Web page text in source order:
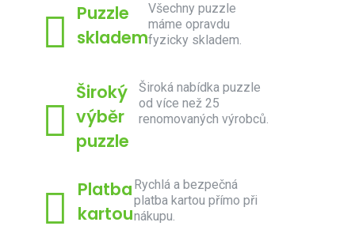
Puzzle
skladem
Všechny puzzle
máme opravdu
fyzicky skladem.
Široký
výběr
puzzle
Široká nabídka puzzle
od více než 25
renomovaných výrobců.
Platba
kartou
Rychlá a bezpečná
platba kartou přímo při
nákupu.